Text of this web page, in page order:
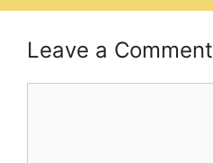
Leave a Comment